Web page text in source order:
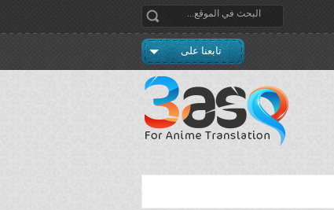
تابعنا على